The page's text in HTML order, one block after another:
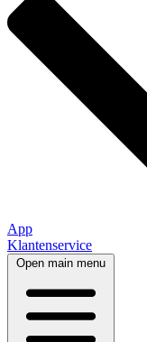
App
Klantenservice
Open main menu